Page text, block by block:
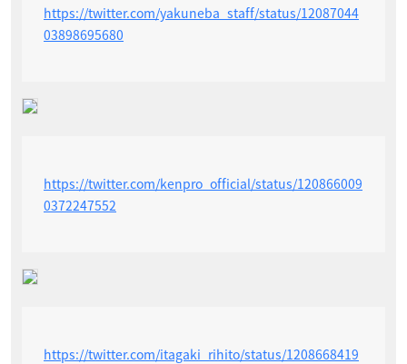
https://twitter.com/yakuneba_staff/status/12087044
03898695680
https://twitter.com/kenpro_official/status/120866009
0372247552
https://twitter.com/itagaki_rihito/status/1208668419